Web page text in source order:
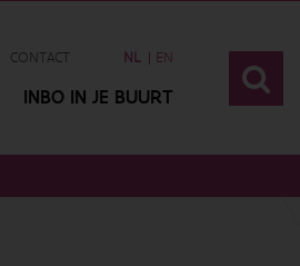
CONTACT NL EN
INBO IN JE BUURT